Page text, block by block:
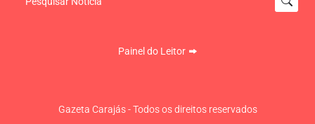
Pesquisar Notícia
Painel do Leitor
Gazeta Carajás - Todos os direitos reservados